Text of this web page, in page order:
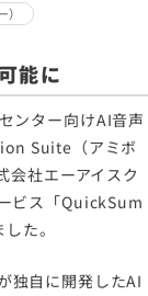
能に
ンター向けAI音声
Suite（アミボ
会社エーアイスク
ビス「QuickSum
た。
独自に開発したAI